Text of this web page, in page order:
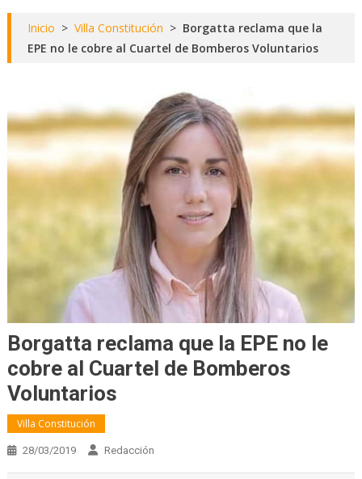
Inicio > Villa Constitución > Borgatta reclama que la
EPE no le cobre al Cuartel de Bomberos Voluntarios
Borgatta reclama que la EPE no le
cobre al Cuartel de Bomberos
Voluntarios
Villa Constitución
28/03/2019 Redacción